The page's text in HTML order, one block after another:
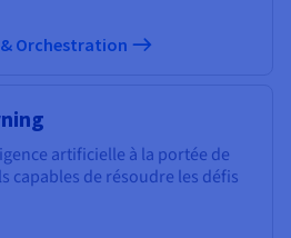
Orchestration
artificielle à la portée de
capables de résoudre les défis